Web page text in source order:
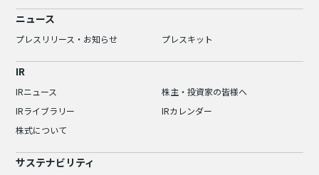
ニュース
プレスリリース・お知らせ プレスキット
IR
IRニュース
株主・投資家の皆様へ
IRライブラリー
IRカレンダー
株式について
サステナビリティ